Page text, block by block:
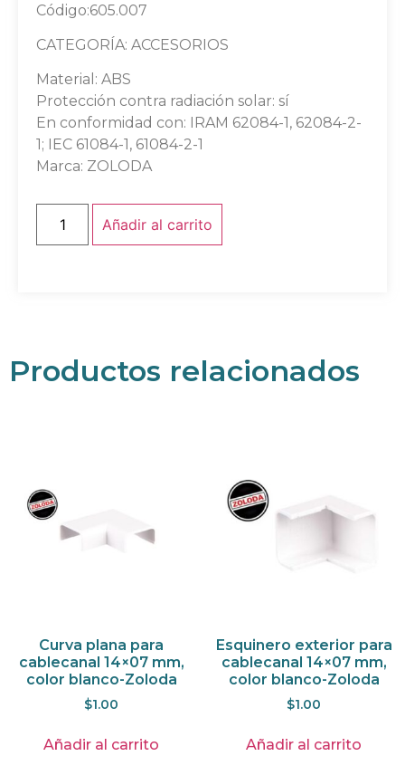
Código:605.007
CATEGORÍA: ACCESORIOS
Material: ABS
Protección contra radiación solar: sí
En conformidad con: IRAM 62084-1, 62084-2-
1; IEC 61084-1, 61084-2-1
Marca: ZOLODA
Añadir al carrito
Productos relacionados
Curva plana para
cablecanal 14×07 mm,
color blanco-Zoloda
$1.00
Añadir al carrito
Esquinero exterior para
cablecanal 14×07 mm,
color blanco-Zoloda
$1.00
Añadir al carrito